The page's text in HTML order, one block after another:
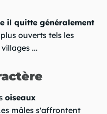
il quitte généralement
ouverts tels les
...
oiseaux
mâles s'affrontent